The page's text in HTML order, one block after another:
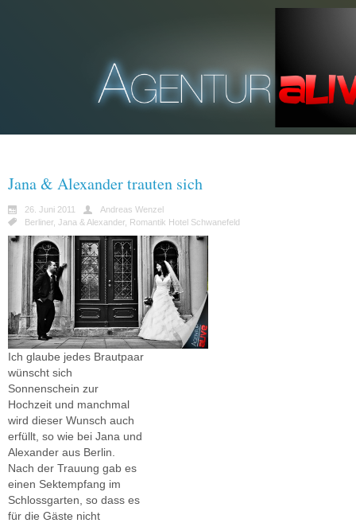
Jana & Alexander trauten sich
26. Juni 2011
Andreas Wenzel
Berliner
Jana & Alexander Romantik Hotel Schwanefeld
Ich glaube jedes Brautpaar
wünscht sich
Sonnenschein zur
Hochzeit und manchmal
wird dieser Wunsch auch
erfüllt, so wie bei Jana und
Alexander aus Berlin.
Nach der Trauung gab es
einen Sektempfang im
Schlossgarten, so dass es
für die Gäste nicht